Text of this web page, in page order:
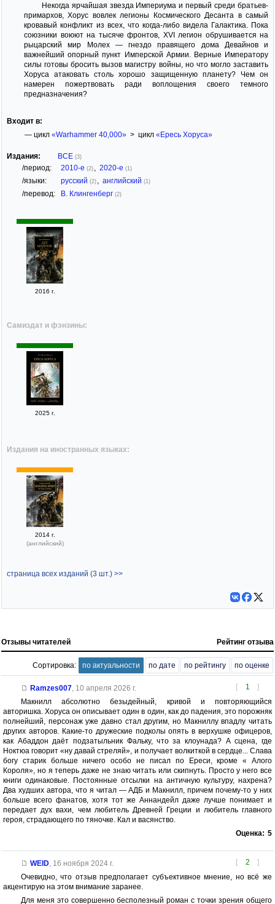
Некогда ярчайшая звезда Империума и первый среди братьев-
примархов, Хорус вовлек легионы Космического Десанта в самый
кровавый конфликт из всех, что когда-либо видела Галактика. Пока
союзники воюют на тысяче фронтов, XVI легион обрушивается на
рыцарский мир Молех — гнездо правящего дома Девайнов и
важнейший опорный пункт Имперской Армии. Верные Императору
силы готовы бросить вызов магистру войны, но что могло заставить
Хоруса атаковать столь хорошо защищенную планету? Чем он
намерен пожертвовать ради воплощения своего темного
предназначения?
Входит в:
— цикл «Warhammer 40,000»> цикл «Ересь Хоруса»
Издания: ВСЕ (3)
/период: 2010-е (2) 2020-е (1)
/языки: русский (2) английский (1)
/перевод: В. Клингенберг (2)
2016 г.
Самиздат и фэнзины:
2025 г.
Издания на иностранных языках:
2014 г.
(английский)
страница всех изданий (3 шт.) >>
Отзывы читателей Рейтинг отзыва
Сортировка: по актуальности по дате по рейтингу по оценке
[ 1 ]
Ramzes007, 10 апреля 2026 г.
Макнилл абсолютно безыдейный, кривой и повторяющийся
авторишка. Хоруса он описывает один в один, как до падения, это порожняк
полнейший, персонаж уже давно стал другим, но Макниллу впадлу читать
других авторов. Какие-то дружеские подколы опять в верхушке офицеров,
как Абаддон даëт подзатыльник Фальку, что за клоунада? А сцена, где
Ноктюа говорит «ну давай стреляй», и получает волкиткой в сердце... Слава
богу старик больше ничего особо не писал по Ереси, кроме « Алого
Короля», но я теперь даже не знаю читать или скипнуть. Просто у него все
книги одинаковые. Постоянные отсылки на античную культуру, нахрена?
Два худших автора, что я читал — АДБ и Макнилл, причем почему-то у них
больше всего фанатов, хотя тот же Аннандейл даже лучше понимает и
передает дух вахи, чем любитель Древней Греции и любитель главного
героя, страдающего по тяночке. Кал и васянство.
Оценка: 5
[ 2 ]
WEID, 16 ноября 2024 г.
Очевидно, что отзыв предполагает субъективное мнение, но всё же
акцентирую на этом внимание заранее.
Для меня это совершенно бесполезный роман с точки зрения общего